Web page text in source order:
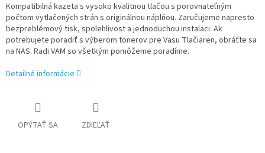
Kompatibilná kazeta s vysoko kvalitnou tlačou s porovnateľným
počtom vytlačených strán s originálnou náplňou. Zaručujeme napresto
bezpreblémový tisk, spolehlivost a jednoduchou instalaci. Ak
potrebujete poradiť s výberom tonerov pre Vasu Tlačiaren, obráťte sa
na NAS. Radi VAM so všetkým pomôžeme poradíme.
Detailné informácie
OPÝTAŤ SA ZDIEĽAŤ